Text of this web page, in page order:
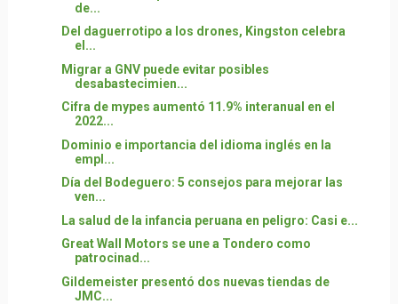
de...
Del daguerrotipo a los drones, Kingston celebra
el...
Migrar a GNV puede evitar posibles
desabastecimien...
Cifra de mypes aumentó 11.9% interanual en el
2022...
Dominio e importancia del idioma inglés en la
empl...
Día del Bodeguero: 5 consejos para mejorar las
ven...
La salud de la infancia peruana en peligro: Casi e...
Great Wall Motors se une a Tondero como
patrocinad...
Gildemeister presentó dos nuevas tiendas de
JMC...